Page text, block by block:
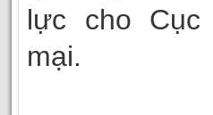
lực cho
mại.